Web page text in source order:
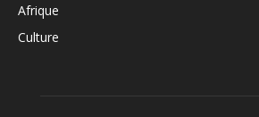
Afrique
Culture